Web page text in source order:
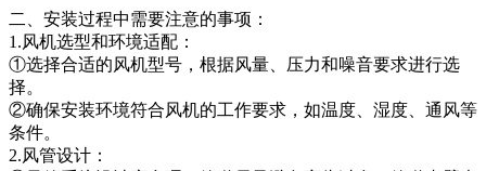
二、安装过程中需要注意的事项：
1.风机选型和环境适配：
①选择合适的风机型号，根据风量、压力和噪音要求进行选
择。
②确保安装环境符合风机的工作要求，如温度、湿度、通风等
条件。
2.风管设计：